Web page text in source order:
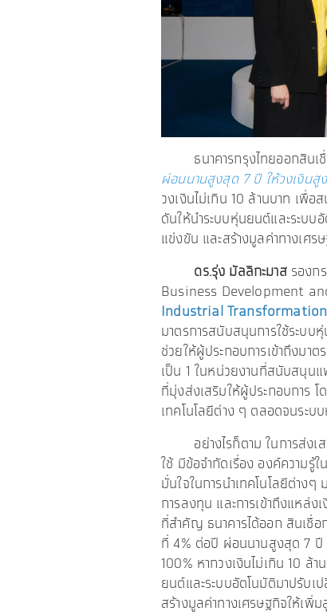
ธนาคารกรุงไทยออกสินเ
ผ่อนนานสูงสุด 7 ปี ให้วงเงินสู
วงเงินไม่เกิน 10 ล้านบาท เพื่
ดันให้นำระบบหุ่นยนต์และระบบ
แข่งขัน และสร้างมูลค่าทางเศร
ดร.รุ่ง มัลลิกะมาสรองก
Business Development
Industrial
มาตรการสนับสนุนการใช้ระบ
ช่วยให้ผู้ประกอบการเข้าถึงมา
เป็น 1 ในหน่วยงานที่สนับสนุน
ที่มุ่งส่งเสริมให้ผู้ประกอบการ
เทคโนโลยีต่าง ๆ ตลอดจนระบ
อย่างไรก็ตาม ในการส่งเสริ
ใช้ มีข้อจำกัดเรื่อง องค์ความรู้
มั่นใจในการนำเทคโนโลยีต่าง
การลงทุน และการเข้าถึงแหล่
ที่สำคัญ ธนาคารได้ออก สินเชื่
ที่ 4% ต่อปี ผ่อนนานสูงสุด 7 ปี
100% หากวงเงินไม่เกิน 10 ล้า
ยนต์และระบบอัตโนมัติมาปรับเ
สร้างมูลค่าทางเศรษฐกิจให้เพิ่